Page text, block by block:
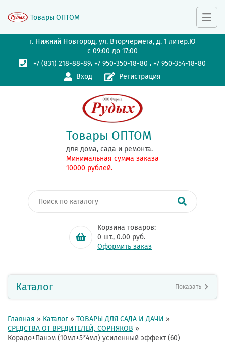
г. Нижний Новгород, ул. Вторчермета, д. 1 литер.Ю
с 09:00 до 17:00
+7 (831) 218-88-89,+7 950-350-18-80 ,+7 950-354-18-80
Вход
Регистрация
Товары ОПТОМ
для дома, сада и ремонта.
Минимальная сумма заказа
10000 рублей.
Корзина товаров:
0 шт., 0.00 руб.
Оформить заказ
Товары ОПТОМ
Каталог Показать
Главная » Каталог » ТОВАРЫ ДЛЯ САДА И ДАЧИ »
СРЕДСТВА ОТ ВРЕДИТЕЛЕЙ, СОРНЯКОВ »
Корадо+Панэм (10мл+5*4мл) усиленный эффект (60)